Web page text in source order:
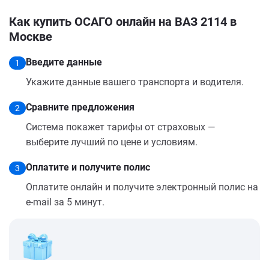
Как купить ОСАГО онлайн на ВАЗ 2114 в
Москве
1
Введите данные
Укажите данные вашего транспорта и водителя.
2
Сравните предложения
Система покажет тарифы от страховых —
выберите лучший по цене и условиям.
3
Оплатите и получите полис
Оплатите онлайн и получите электронный полис на
e-mail за 5 минут.